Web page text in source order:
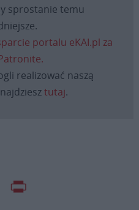
sprostanie temu
portalu eKAI.pl za
realizować naszą
tutaj.
Copy